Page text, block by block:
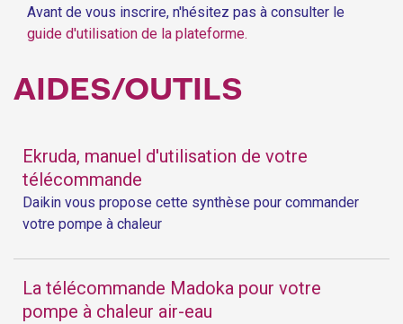
Avant de vous inscrire, n'hésitez pas à consulter le
guide d'utilisation de la plateforme.
AIDES/OUTILS
Ekruda, manuel d'utilisation de votre
télécommande
Daikin vous propose cette synthèse pour commander
votre pompe à chaleur
La télécommande Madoka pour votre
pompe à chaleur air-eau